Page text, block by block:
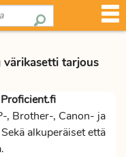
värikasetti tarjous
, Brother-, Canon- ja
alkuperäiset että